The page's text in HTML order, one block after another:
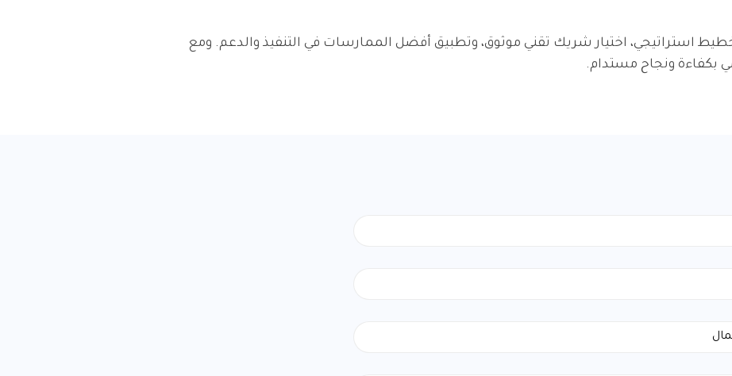
استراتيجي، اختيار شريك تقني موثوق، وتطبيق أفضل الممارسات في التنفيذ والدعم. ومع
بكفاءة ونجاح مستدام.